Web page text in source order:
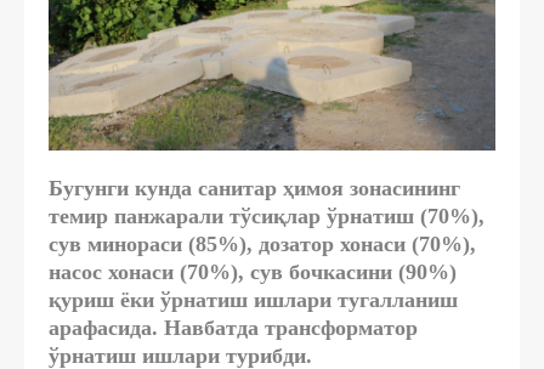
Бугунги кунда санитар ҳимоя зонасининг
темир панжарали тўсиқлар ўрнатиш (70%),
сув минораси (85%), дозатор хонаси (70%),
насос хонаси (70%), сув бочкасини (90%)
қуриш ёки ўрнатиш ишлари тугалланиш
арафасида. Навбатда трансформатор
ўрнатиш ишлари турибди.